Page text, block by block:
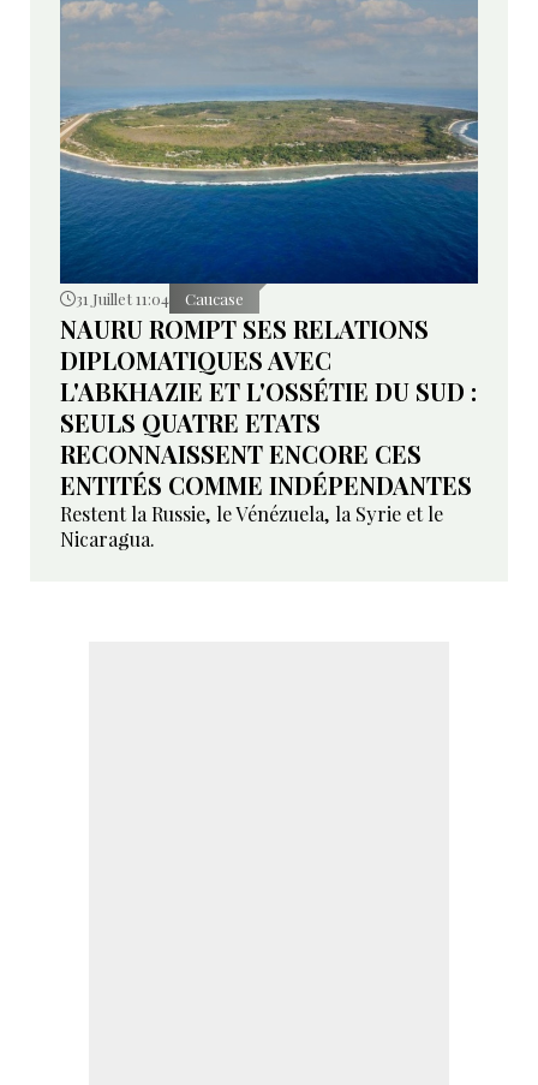
31 Juillet 11:04 Caucase
NAURU ROMPT SES RELATIONS
DIPLOMATIQUES AVEC
L'ABKHAZIE ET L'OSSÉTIE DU SUD :
SEULS QUATRE ETATS
RECONNAISSENT ENCORE CES
ENTITÉS COMME INDÉPENDANTES
Restent la Russie, le Vénézuela, la Syrie et le
Nicaragua.